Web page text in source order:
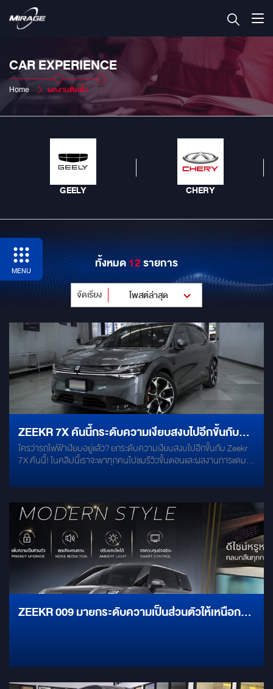
CAR EXPERIENCE
Home ผลงานติดตั้ง
GEELY CHERY
MENU ทั้งหมด12รายการ
จัดเรียง โพสต์ล่าสุด
ZEEKR 7X คันนี้กระดับความเงียบสงบไปอีกขั้นกับ
การแดมป์เก็บเสียงรอบคัน
ใครว่ารถไฟฟ้าเงียบอยู่แล้ว? ยกระดับความเงียบสงบไปอีกขั้นกับ Zeekr
7X คันนี้! ในคลิปนี้เราจะพาทุกคนไปชมรีวิวขั้นตอนและผลงานการแดมป์
ความเงียบภายในห้องโดยสารมากเป็นพิเศษ เราเลยจัดเต็มระบบด้วยแผ่น
พรีเมียม ช่วยซับเสียงและลดการสั่นสะเทือนได้อย่างดีเยี่ยม!
ZEEKR 009 มายกระดับความเป็นส่วนตัวให้เหนือกว่า